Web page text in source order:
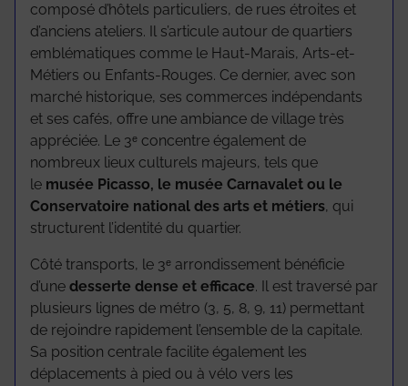
composé d’hôtels particuliers, de rues étroites et
d’anciens ateliers. Il s’articule autour de quartiers
emblématiques comme le Haut-Marais, Arts-et-
Métiers ou Enfants-Rouges. Ce dernier, avec son
marché historique, ses commerces indépendants
et ses cafés, offre une ambiance de village très
appréciée. Le 3ᵉ concentre également de
nombreux lieux culturels majeurs, tels que
le musée Picasso, le musée Carnavalet ou le
Conservatoire national des arts et métiers, qui
structurent l’identité du quartier.
Côté transports, le 3ᵉ arrondissement bénéficie
d’une desserte dense et efficace. Il est traversé par
plusieurs lignes de métro (3, 5, 8, 9, 11) permettant
de rejoindre rapidement l’ensemble de la capitale.
Sa position centrale facilite également les
déplacements à pied ou à vélo vers les